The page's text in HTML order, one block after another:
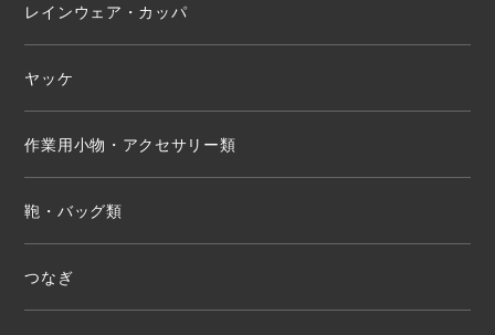
レインウェア・カッパ
ヤッケ
作業用小物・アクセサリー類
鞄・バッグ類
つなぎ